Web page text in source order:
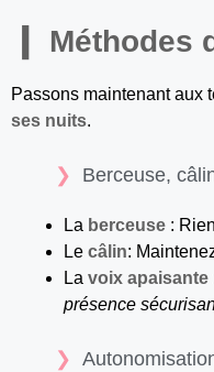
Méthodes
Passons maintenant aux
ses nuits.
Berceuse,
La berceuse :
Le câlin:
La voix apaisante
présence